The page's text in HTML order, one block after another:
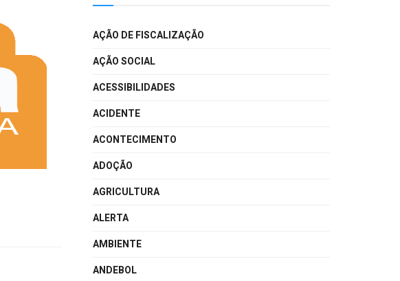
AÇÃO DE FISCALIZAÇÃO
AÇÃO SOCIAL
ACESSIBILIDADES
ACIDENTE
ACONTECIMENTO
ADOÇÃO
AGRICULTURA
ALERTA
AMBIENTE
ANDEBOL